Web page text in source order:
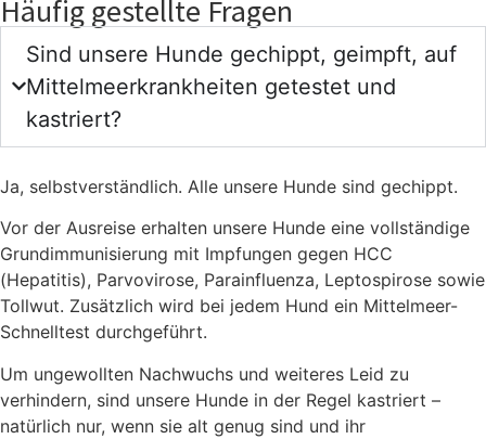
Häufig gestellte Fragen
Sind unsere Hunde gechippt, geimpft, auf
Mittelmeerkrankheiten getestet und
kastriert?
Ja, selbstverständlich. Alle unsere Hunde sind gechippt.
Vor der Ausreise erhalten unsere Hunde eine vollständige
Grundimmunisierung mit Impfungen gegen HCC
(Hepatitis), Parvovirose, Parainfluenza, Leptospirose sowie
Tollwut. Zusätzlich wird bei jedem Hund ein Mittelmeer-
Schnelltest durchgeführt.
Um ungewollten Nachwuchs und weiteres Leid zu
verhindern, sind unsere Hunde in der Regel kastriert –
natürlich nur, wenn sie alt genug sind und ihr